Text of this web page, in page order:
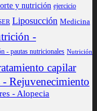
y nutrición ejercicio
Liposucción Medicina
-
- pautas nutricionales Nutrición
capilar
- Rejuvenecimiento
- Alopecia